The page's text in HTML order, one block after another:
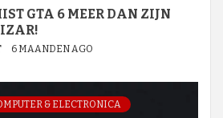
GTA 6 MEER DAN ZIJN
6 MAANDEN AGO
& ELECTRONICA